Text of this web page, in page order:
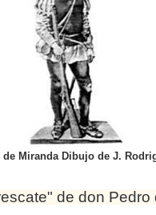
de Miranda Dibujo de J.
de don Pedro